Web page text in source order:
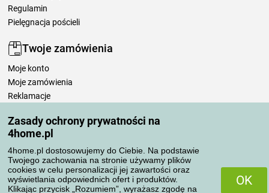
Zasady ochrony prywatności na
4home.pl
4home.pl dostosowujemy do Ciebie. Na podstawie
Twojego zachowania na stronie używamy plików
cookies w celu personalizacji jej zawartości oraz
wyświetlania odpowiednich ofert i produktów.
Klikając przycisk „Rozumiem”, wyrażasz zgodę na
OK
Regulamin
Pielęgnacja pościeli
Twoje zamówienia
Moje konto
Moje zamówienia
Reklamacje
Zasady przetwarzania recenzji
Sposoby transportu